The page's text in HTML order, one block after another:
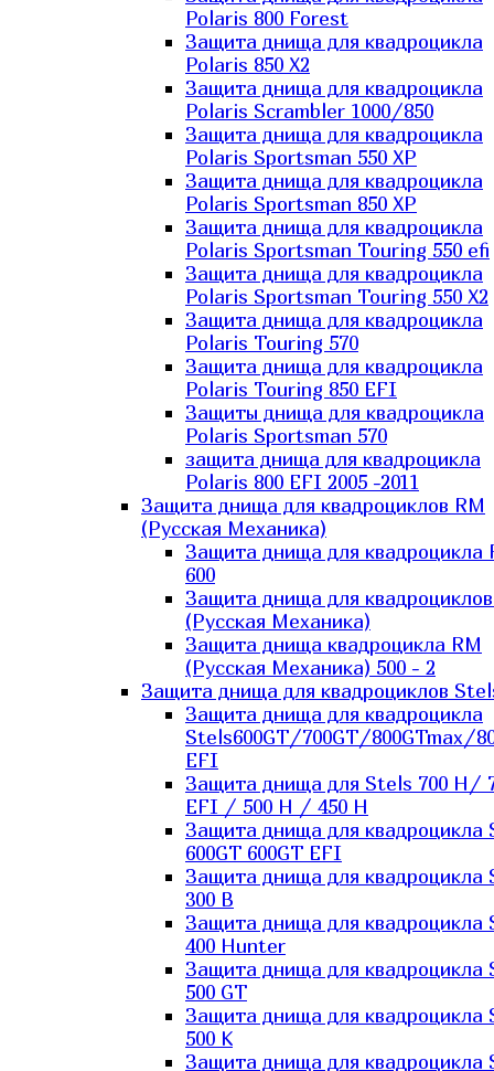
Polaris 800 Forest
Защита днища для квадроцикла
Polaris 850 X2
Защита днища для квадроцикла
Polaris Scrambler 1000/850
Защита днища для квадроцикла
Polaris Sportsman 550 XP
Защита днища для квадроцикла
Polaris Sportsman 850 XP
Защита днища для квадроцикла
Polaris Sportsman Touring 550 efi
Защита днища для квадроцикла
Polaris Sportsman Touring 550 X2
Защита днища для квадроцикла
Polaris Touring 570
Защита днища для квадроцикла
Polaris Touring 850 EFI
Защиты днища для квадроцикла
Polaris Sportsman 570
защита днища для квадроцикла
Polaris 800 EFI 2005 -2011
Защита днища для квадроциклов RM
(Русская Механика)
Защита днища для квадроцикла
600
Защита днища для
(Русская Механика)
Защита днища квадроцикла RM
(Русская Механика) 500 - 2
Защита днища для квадроциклов
Защита днища для квадроцикла
Stels600GT/700GT/800GTmax/
EFI
Защита днища для Stels 700 H/
EFI / 500 H / 450 H
Защита днища для квадроцикла
600GT 600GT EFI
Защита днища для квадроцикла
300 B
Защита днища для квадроцикла
400 Hunter
Защита днища для квадроцикла
500 GT
Защита днища для квадроцикла
500 K
Защита днища для квадроцикла